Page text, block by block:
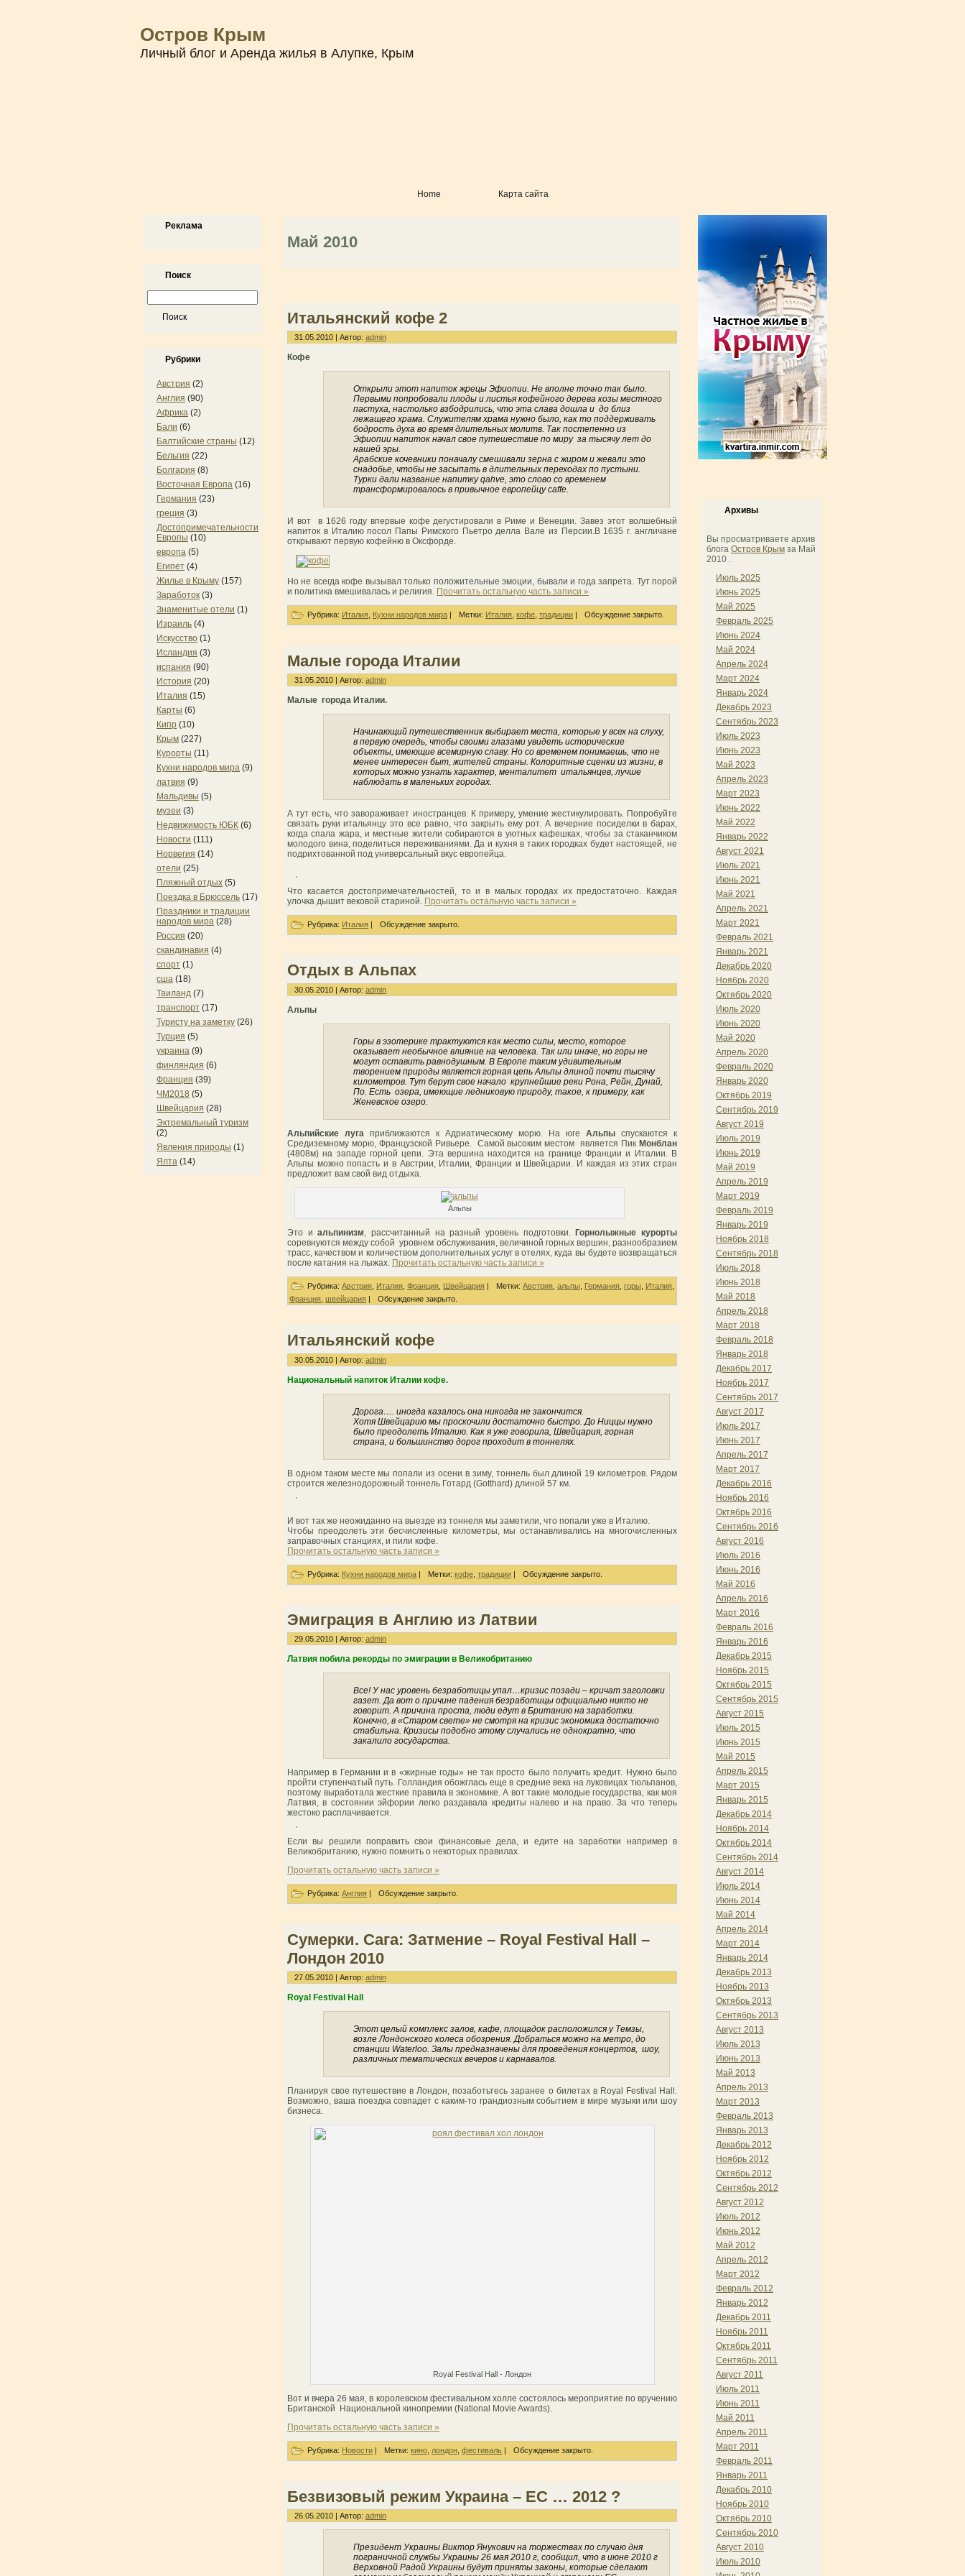
Остров Крым
Личный блог и Аренда жилья в Алупке, Крым
Home Карта сайта
Реклама
Поиск
Рубрики
Австрия (2)
Англия (90)
Африка (2)
Бали (6)
Балтийские страны (12)
Бельгия (22)
Болгария (8)
Восточная Европа (16)
Германия (23)
греция (3)
Достопримечательности
Европы (10)
европа (5)
Египет (4)
Жилье в Крыму (157)
Заработок (3)
Знаменитые отели (1)
Израиль (4)
Искусство (1)
Исландия (3)
испания (90)
История (20)
Италия (15)
Карты (6)
Кипр (10)
Крым (227)
Курорты (11)
Кухни народов мира (9)
латвия (9)
Мальдивы (5)
музеи (3)
Недвижимость ЮБК (6)
Новости (111)
Норвегия (14)
отели (25)
Пляжный отдых (5)
Поездка в Брюссель (17)
Праздники и традиции
народов мира (28)
Россия (20)
скандинавия (4)
спорт (1)
сша (18)
Таиланд (7)
транспорт (17)
Туристу на заметку (26)
Турция (5)
украина (9)
финляндия (6)
Франция (39)
ЧМ2018 (5)
Швейцария (28)
Эктремальный туризм
(2)
Явления природы (1)
Ялта (14)
Май 2010
Итальянский кофе 2
31.05.2010 | Автор: admin
Кофе
Открыли этот напиток жрецы Эфиопии. Не вполне точно так было.
Первыми попробовали плоды и листья кофейного дерева козы местного
пастуха, настолько взбодрились, что эта слава дошла и до близ
лежащего храма. Служителям храма нужно было, как то поддерживать
бодрость духа во время длительных молитв. Так постепенно из
Эфиопии напиток начал свое путешествие по миру за тысячу лет до
нашей эры.
Арабские кочевники поначалу смешивали зерна с жиром и жевали это
снадобье, чтобы не засыпать в длительных переходах по пустыни.
Турки дали название напитку qahve, это слово со временем
трансформировалось в привычное европейцу caffe.
И вот в 1626 году впервые кофе дегустировали в Риме и Венеции. Завез этот волшебный
напиток в Италию посол Папы Римского Пьетро делла Вале из Персии.В 1635 г. англичане
открывают первую кофейню в Оксфорде.
Но не всегда кофе вызывал только положительные эмоции, бывали и года запрета. Тут порой
и политика вмешивалась и религия. Прочитать остальную часть записи »
Рубрика: Италия Кухни народов мира | Метки: Италия кофе традиции | Обсуждение закрыто.
Малые города Италии
31.05.2010 | Автор: admin
Малые города Италии.
Начинающий путешественник выбирает места, которые у всех на слуху,
в первую очередь, чтобы своими глазами увидеть исторические
объекты, имеющие всемирную славу. Но со временем понимаешь, что не
менее интересен быт, жителей страны. Колоритные сценки из жизни, в
которых можно узнать характер, менталитет итальянцев, лучше
наблюдать в маленьких городах.
А тут есть, что завораживает иностранцев. К примеру, умение жестикулировать. Попробуйте
связать руки итальянцу это все равно, что закрыть ему рот. А вечерние посиделки в барах,
когда спала жара, и местные жители собираются в уютных кафешках, чтобы за стаканчиком
молодого вина, поделиться переживаниями. Да и кухня в таких городках будет настоящей, не
подрихтованной под универсальный вкус европейца.
Что касается достопримечательностей, то и в малых городах их предостаточно. Каждая
улочка дышит вековой стариной. Прочитать остальную часть записи »
Рубрика: Италия | Обсуждение закрыто.
Отдых в Альпах
30.05.2010 | Автор: admin
Альпы
Горы в эзотерике трактуются как место силы, место, которое
оказывает необычное влияние на человека. Так или иначе, но горы не
могут оставить равнодушным. В Европе таким удивительным
творением природы является горная цепь Альпы длиной почти тысячу
километров. Тут берут свое начало крупнейшие реки Рона, Рейн, Дунай,
По. Есть озера, имеющие ледниковую природу, такое, к примеру, как
Женевское озеро.
Альпийские луга приближаются к Адриатическому морю. На юге Альпы спускаются к
Средиземному морю, Французской Ривьере. Самой высоким местом является Пик Монблан
(4808м) на западе горной цепи. Эта вершина находится на границе Франции и Италии. В
Альпы можно попасть и в Австрии, Италии, Франции и Швейцарии. И каждая из этих стран
предложит вам свой вид отдыха.
Альпы
Это иальпинизм, рассчитанный на разный уровень подготовки.Горнолыжные курорты
соревнуются между собой уровнем обслуживания, величиной горных вершин, разнообразием
трасс, качеством и количеством дополнительных услуг в отелях, куда вы будете возвращаться
после катания на лыжах. Прочитать остальную часть записи »
Рубрика: Австрия Италия Франция Швейцария | Метки: Австрия альпы Германия горы Италия
Франция швейцария | Обсуждение закрыто.
Итальянский кофе
30.05.2010 | Автор: admin
Национальный напиток Италии кофе.
Дорога…. иногда казалось она никогда не закончится.
Хотя Швейцарию мы проскочили достаточно быстро. До Ниццы нужно
было преодолеть Италию. Как я уже говорила, Швейцария, горная
страна, и большинство дорог проходит в тоннелях.
В одном таком месте мы попали из осени в зиму, тоннель был длиной 19 километров. Рядом
строится железнодорожный тоннель Готард (Gotthard) длиной 57 км.
И вот так же неожиданно на выезде из тоннеля мы заметили, что попали уже в Италию.
Чтобы преодолеть эти бесчисленные километры, мы останавливались на многочисленных
заправочных станциях, и пили кофе.
Прочитать остальную часть записи »
Рубрика: Кухни народов мира | Метки: кофе традиции | Обсуждение закрыто.
Эмиграция в Англию из Латвии
29.05.2010 | Автор: admin
Латвия побила рекорды по эмиграции в Великобританию
Все! У нас уровень безработицы упал…кризис позади – кричат заголовки
газет. Да вот о причине падения безработицы официально никто не
говорит. А причина проста, люди едут в Британию на заработки.
Конечно, в «Старом свете» не смотря на кризис экономика достаточно
стабильна. Кризисы подобно этому случались не однократно, что
закалило государства.
Например в Германии и в «жирные годы» не так просто было получить кредит. Нужно было
пройти ступенчатый путь. Голландия обожглась еще в средние века на луковицах тюльпанов,
поэтому выработала жесткие правила в экономике. А вот такие молодые государства, как моя
Латвия, в состоянии эйфории легко раздавала кредиты налево и на право. За что теперь
жестоко расплачивается.
Если вы решили поправить свои финансовые дела, и едите на заработки например в
Великобританию, нужно помнить о некоторых правилах.
Прочитать остальную часть записи »
Рубрика: Англия Обсуждение закрыто.
Сумерки. Сага: Затмение – Royal Festival Hall –
Лондон 2010
27.05.2010 | Автор: admin
Royal Festival Hall
Этот целый комплекс залов, кафе, площадок расположился у Темзы,
возле Лондонского колеса обозрения. Добраться можно на метро, до
станции Waterloo. Залы предназначены для проведения концертов, шоу,
различных тематических вечеров и карнавалов.
Планируя свое путешествие в Лондон, позаботьтесь заранее о билетах в Royal Festival Hall.
Возможно, ваша поездка совпадет с каким-то грандиозным событием в мире музыки или шоу
бизнеса.
Royal Festival Hall - Лондон
Вот и вчера 26 мая, в королевском фестивальном холле состоялось мероприятие по вручению
Британской Национальной кинопремии (National Movie Awards).
Прочитать остальную часть записи »
Рубрика: Новости | Метки: кино лондон фестиваль | Обсуждение закрыто.
Безвизовый режим Украина – ЕС … 2012 ?
26.05.2010 | Автор: admin
Президент Украины Виктор Янукович на торжествах по случаю дня
пограничной службы Украины 26 мая 2010 г, сообщил, что в июне 2010 г
Верховной Радой Украины будут приняты законы, которые сделают
Архивы
Вы просматриваете архив
блога Остров Крым за Май
2010 .
Июль 2025
Июнь 2025
Май 2025
Февраль 2025
Июнь 2024
Май 2024
Апрель 2024
Март 2024
Январь 2024
Декабрь 2023
Сентябрь 2023
Июль 2023
Июнь 2023
Май 2023
Апрель 2023
Март 2023
Июнь 2022
Май 2022
Январь 2022
Август 2021
Июль 2021
Июнь 2021
Май 2021
Апрель 2021
Март 2021
Февраль 2021
Январь 2021
Декабрь 2020
Ноябрь 2020
Октябрь 2020
Июль 2020
Июнь 2020
Май 2020
Апрель 2020
Февраль 2020
Январь 2020
Октябрь 2019
Сентябрь 2019
Август 2019
Июль 2019
Июнь 2019
Май 2019
Апрель 2019
Март 2019
Февраль 2019
Январь 2019
Ноябрь 2018
Сентябрь 2018
Июль 2018
Июнь 2018
Май 2018
Апрель 2018
Март 2018
Февраль 2018
Январь 2018
Декабрь 2017
Ноябрь 2017
Сентябрь 2017
Август 2017
Июль 2017
Июнь 2017
Апрель 2017
Март 2017
Декабрь 2016
Ноябрь 2016
Октябрь 2016
Сентябрь 2016
Август 2016
Июль 2016
Июнь 2016
Май 2016
Апрель 2016
Март 2016
Февраль 2016
Январь 2016
Декабрь 2015
Ноябрь 2015
Октябрь 2015
Сентябрь 2015
Август 2015
Июль 2015
Июнь 2015
Май 2015
Апрель 2015
Март 2015
Январь 2015
Декабрь 2014
Ноябрь 2014
Октябрь 2014
Сентябрь 2014
Август 2014
Июль 2014
Июнь 2014
Май 2014
Апрель 2014
Март 2014
Январь 2014
Декабрь 2013
Ноябрь 2013
Октябрь 2013
Сентябрь 2013
Август 2013
Июль 2013
Июнь 2013
Май 2013
Апрель 2013
Март 2013
Февраль 2013
Январь 2013
Декабрь 2012
Ноябрь 2012
Октябрь 2012
Сентябрь 2012
Август 2012
Июль 2012
Июнь 2012
Май 2012
Апрель 2012
Март 2012
Февраль 2012
Январь 2012
Декабрь 2011
Ноябрь 2011
Октябрь 2011
Сентябрь 2011
Август 2011
Июль 2011
Июнь 2011
Май 2011
Апрель 2011
Март 2011
Февраль 2011
Январь 2011
Декабрь 2010
Ноябрь 2010
Октябрь 2010
Сентябрь 2010
Август 2010
Июль 2010